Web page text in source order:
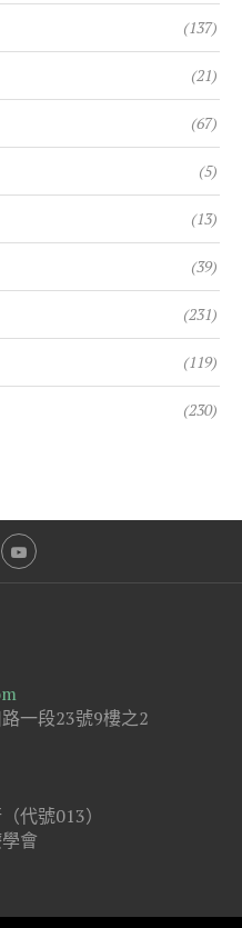
(137)
(21)
(67)
(5)
(13)
(39)
(231)
(119)
(230)
一段23號9樓之2
代號013）
會